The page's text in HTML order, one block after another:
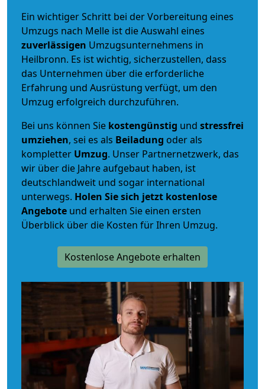
Ein wichtiger Schritt bei der Vorbereitung eines
Umzugs nach Melle ist die Auswahl eines
zuverlässigen Umzugsunternehmens in
Heilbronn. Es ist wichtig, sicherzustellen, dass
das Unternehmen über die erforderliche
Erfahrung und Ausrüstung verfügt, um den
Umzug erfolgreich durchzuführen.
Bei uns können Sie kostengünstig und stressfrei
umziehen, sei es als Beiladung oder als
kompletter Umzug. Unser Partnernetzwerk, das
wir über die Jahre aufgebaut haben, ist
deutschlandweit und sogar international
unterwegs. Holen Sie sich jetzt kostenlose
Angebote und erhalten Sie einen ersten
Überblick über die Kosten für Ihren Umzug.
Kostenlose Angebote erhalten